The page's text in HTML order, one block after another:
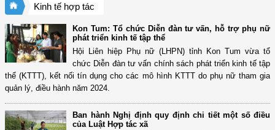
Kinh tế hợp tác
Kon Tum: Tổ chức Diễn đàn tư vấn, hỗ trợ phụ nữ
phát triển kinh tế tập thể
Hội Liên hiệp Phụ nữ (LHPN) tỉnh Kon Tum vừa tổ
chức Diễn đàn tư vấn chính sách phát triển kinh tế tập
thể (KTTT), kết nối tín dụng cho các mô hình KTTT do phụ nữ tham gia
quản lý, điều hành năm 2024.
Ban hành Nghị định quy định chi tiết một số điều
của Luật Hợp tác xã